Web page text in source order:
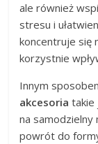
ale również
stresu i
koncentruje się
korzystnie
Innym
akcesoria takie
na samodzielny
powrót do